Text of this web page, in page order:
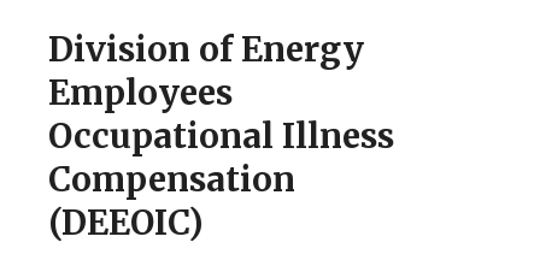
Division of Energy
Employees
Occupational Illness
Compensation
(DEEOIC)